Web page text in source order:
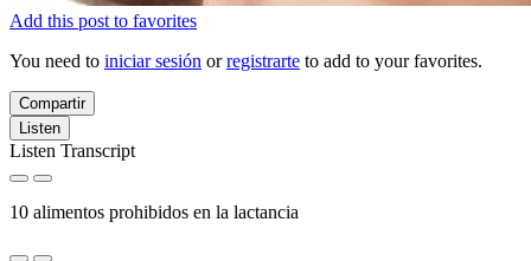
Add this post to favorites
You need to iniciar sesión orregistrarte to add to your favorites.
Compartir
Listen
Listen Transcript
10 alimentos prohibidos en la lactancia